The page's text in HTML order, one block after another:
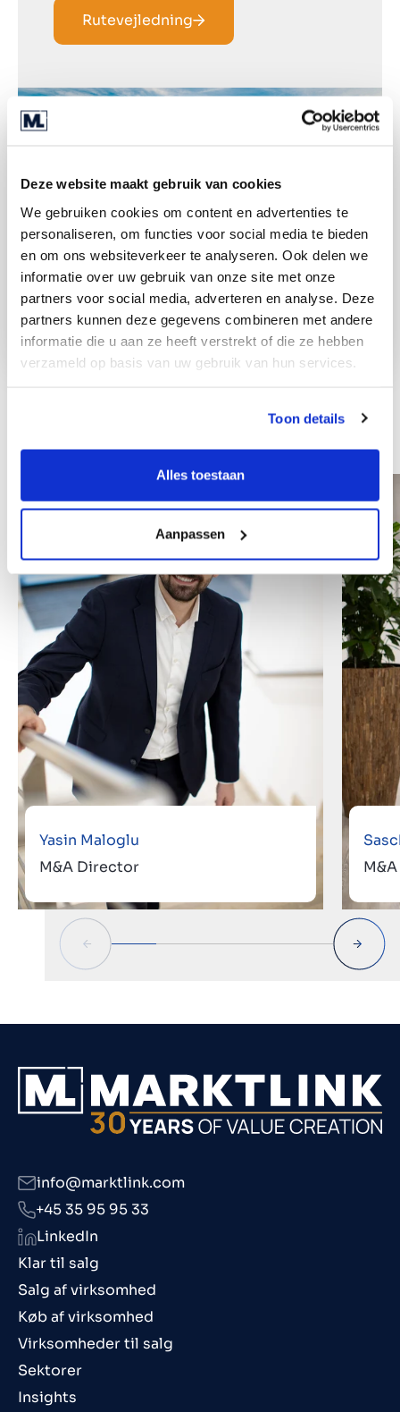
Deze website maakt gebruik van cookies
We gebruiken cookies om content en advertenties te
personaliseren, om functies voor social media te bieden
en om ons websiteverkeer te analyseren. Ook delen we
informatie over uw gebruik van onze site met onze
partners voor social media, adverteren en analyse. Deze
partners kunnen deze gegevens combineren met andere
informatie die u aan ze heeft verstrekt of die ze hebben
verzameld op basis van uw gebruik van hun services.
Toon details
Alles toestaan
Aanpassen
Rutevejledning
Yasin Maloglu
M&A Director
Klar til salg
Salg af virksomhed
Køb af virksomhed
Virksomheder til salg
Sektorer
Insights
info@marktlink.com
+45 35 95 95 33
LinkedIn